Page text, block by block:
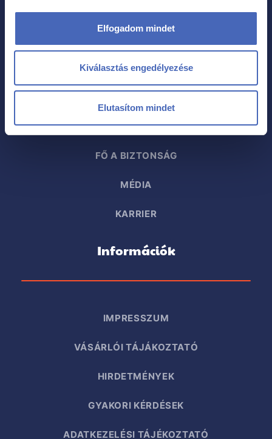
Elfogadom mindet
Kiválasztás engedélyezése
Elutasítom mindet
Rólunk
NEKED SZÓLÓ ELŐNYEINK
FŐ A BIZTONSÁG
MÉDIA
KARRIER
Információk
IMPRESSZUM
VÁSÁRLÓI TÁJÁKOZTATÓ
HIRDETMÉNYEK
GYAKORI KÉRDÉSEK
ADATKEZELÉSI TÁJÉKOZTATÓ